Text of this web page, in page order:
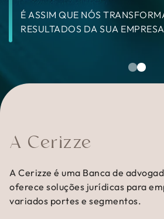
É ASSIM QUE NÓS
RESULTADOS DA SUA
É ASSIM QUE NÓS
RESULTADOS DA SUA
A Cerizze
A Cerizze é uma Banca de
oferece soluções jurídicas para
variados portes e segmentos.